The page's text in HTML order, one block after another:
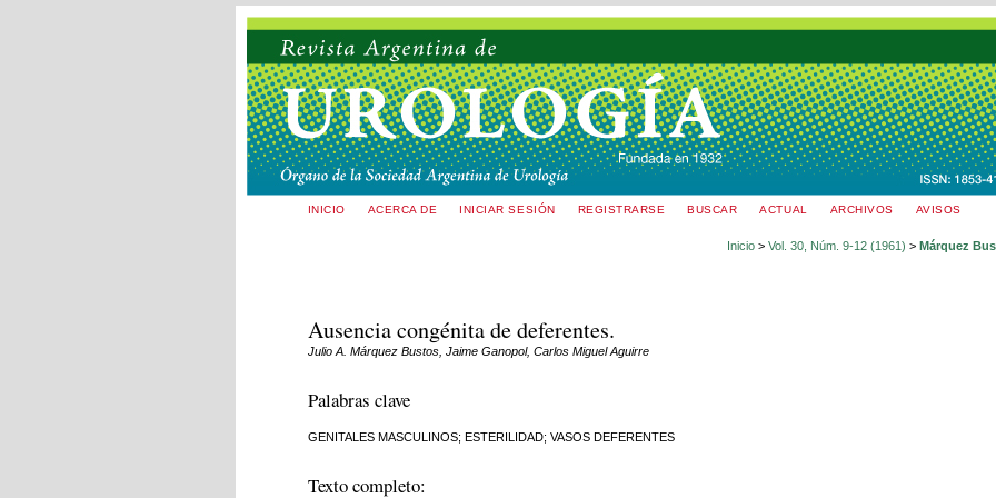
INICIO ACERCA DE INICIAR SESIÓN REGISTRARSE BUSCAR ACTUAL ARCHIVOS AVISOS
Inicio> Vol. 30, Núm. 9-12 (1961) > Márquez
Ausencia congénita de deferentes.
Julio A. Márquez Bustos, Jaime Ganopol, Carlos Miguel Aguirre
Palabras clave
GENITALES MASCULINOS; ESTERILIDAD; VASOS DEFERENTES
Texto completo: